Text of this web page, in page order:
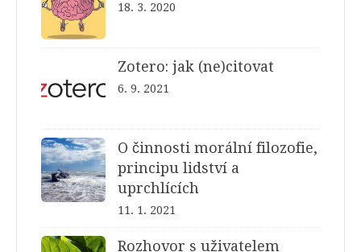
18. 3. 2020
Zotero: jak (ne)citovat
6. 9. 2021
O činnosti morální filozofie,
principu lidství a
uprchlících
11. 1. 2021
Rozhovor s uživatelem